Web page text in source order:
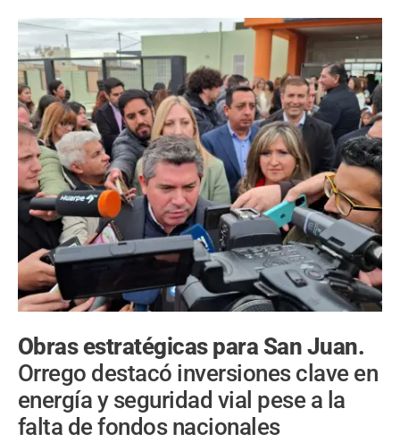
Obras estratégicas para San Juan.
Orrego destacó inversiones clave en
energía y seguridad vial pese a la
falta de fondos nacionales